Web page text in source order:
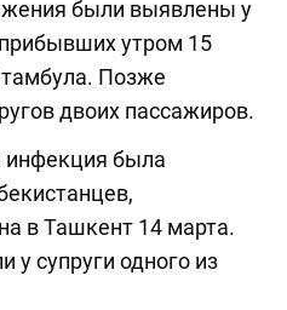
были выявлены у
утром 15
Позже
двоих пассажиров.
инфекция была
в Ташкент 14 марта.
супруги одного из